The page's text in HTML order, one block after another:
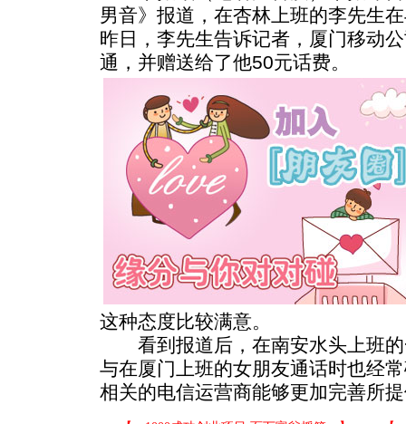
男音》报道，在杏林上班的李先生
昨日，李先生告诉记者，厦门移动
通，并赠送给了他50元话费。
这种态度比较满意。
看到报道后，在南安水头上班的
与在厦门上班的女朋友通话时也经
相关的电信运营商能够更加完善所